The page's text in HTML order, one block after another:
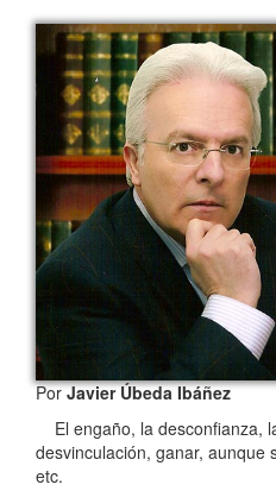
PorJavier Úbeda Ibáñez
El engaño, la desconfianza,
desvinculación, ganar, aunque
etc.